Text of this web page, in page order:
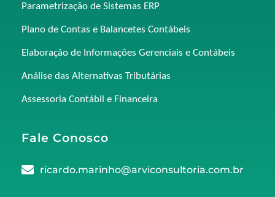
Parametrização de Sistemas ERP
Plano de Contas e Balancetes Contábeis
Elaboração de Informações Gerenciais e Contábeis
Análise das Alternativas Tributárias
Assessoria Contábil e Financeira
Fale Conosco
ricardo.marinho@arviconsultoria.com.br